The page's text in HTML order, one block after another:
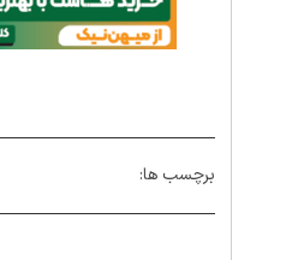
برچسب ها: